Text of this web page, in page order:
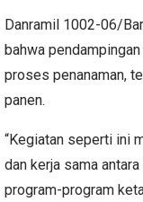
Danramil 1002-06/
bahwa
proses penanaman,
panen.
“Kegiatan seperti ini
dan kerja sama
program-program